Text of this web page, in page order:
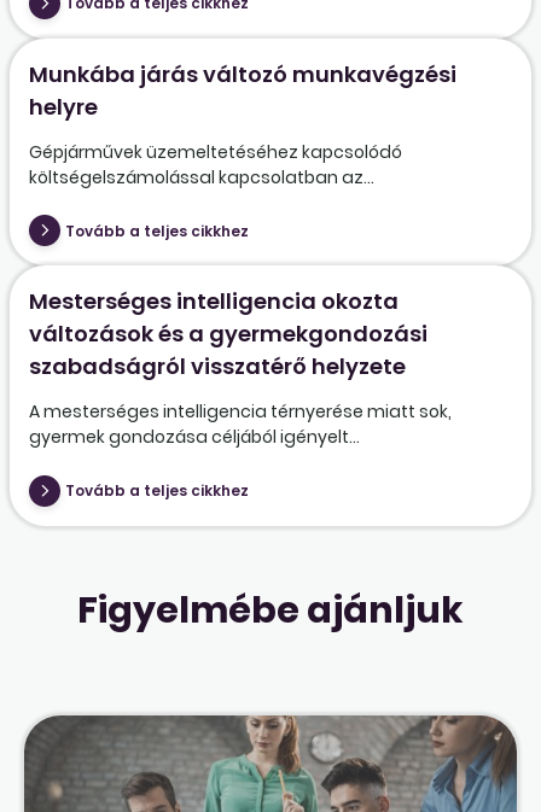
Munkába járás változó munkavégzési
helyre
Gépjárművek üzemeltetéséhez kapcsolódó
költségelszámolással kapcsolatban az...
Tovább a teljes cikkhez
Mesterséges intelligencia okozta
változások és a gyermekgondozási
szabadságról visszatérő helyzete
A mesterséges intelligencia térnyerése miatt sok,
gyermek gondozása céljából igényelt...
Tovább a teljes cikkhez
Figyelmébe ajánljuk